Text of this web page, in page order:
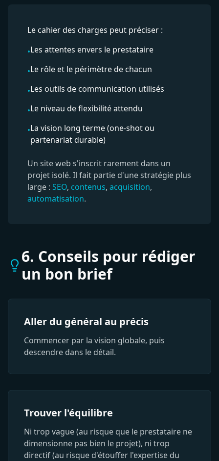
Le cahier des charges peut préciser :
•Les attentes envers le prestataire
•Le rôle et le périmètre de chacun
•Les outils de communication utilisés
•Le niveau de flexibilité attendu
•La vision long terme (one-shot ou
partenariat durable)
Un site web s'inscrit rarement dans un
projet isolé. Il fait partie d'une stratégie plus
large : SEO, contenus, acquisition,
automatisation.
6. Conseils pour rédiger
un bon brief
Aller du général au précis
Commencer par la vision globale, puis
descendre dans le détail.
Trouver l'équilibre
Ni trop vague (au risque que le prestataire ne
dimensionne pas bien le projet), ni trop
directif (au risque d'étouffer l'expertise du